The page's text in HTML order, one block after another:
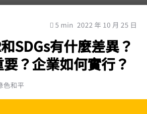
5 min 2022 年 10 月 25 日
SDGs有什麼差異？
？企業如何實行？
色和平